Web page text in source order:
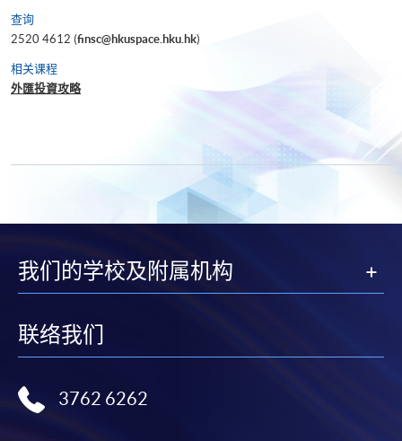
查询
2520 4612 (finsc@hkuspace.hku.hk)
相关课程
外匯投資攻略
我们的学校及附属机构
联络我们
3762 6262